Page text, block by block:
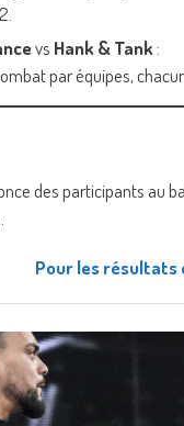
vs Hank & Tank:
par équipes,
des participants au
Pour les résultats